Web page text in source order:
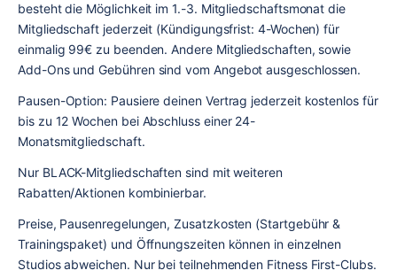
besteht die Möglichkeit im 1.-3. Mitgliedschaftsmonat die
Mitgliedschaft jederzeit (Kündigungsfrist: 4-Wochen) für
einmalig 99€ zu beenden. Andere Mitgliedschaften, sowie
Add-Ons und Gebühren sind vom Angebot ausgeschlossen.
Pausen-Option: Pausiere deinen Vertrag jederzeit kostenlos für
bis zu 12 Wochen bei Abschluss einer 24-
Monatsmitgliedschaft.
Nur BLACK-Mitgliedschaften sind mit weiteren
Rabatten/Aktionen kombinierbar.
Preise, Pausenregelungen, Zusatzkosten (Startgebühr &
Trainingspaket) und Öffnungszeiten können in einzelnen
Studios abweichen. Nur bei teilnehmenden Fitness First-Clubs.